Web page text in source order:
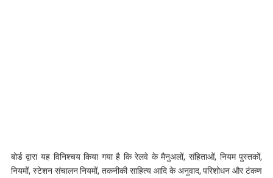
बोर्ड द्वारा यह विनिश्चय किया गया है कि रेलवे के मैनुअलों, संहिताओं, नियम पुस्तकों,
नियमों, स्टेशन संचालन नियमों, तकनीकी साहित्य आदि के अनुवाद, परिशोधन और टंकण